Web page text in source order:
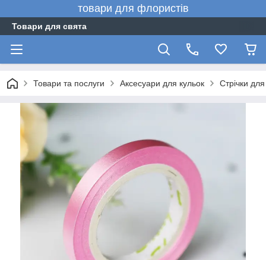
товари для флористів
Товари для свята
Товари та послуги Аксесуари для кульок Стрічки